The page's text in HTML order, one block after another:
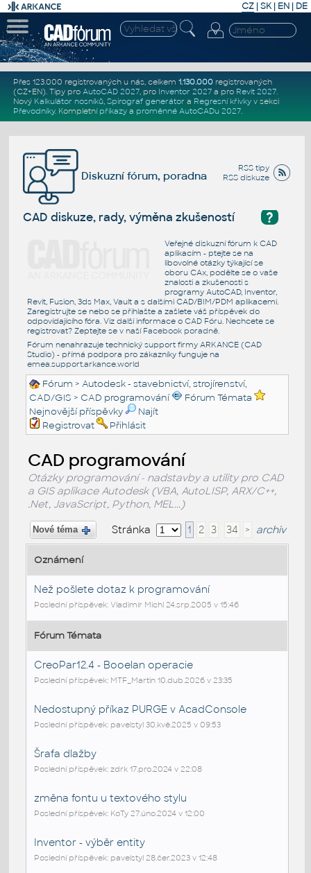
CZ | SK| EN | DE
Přes 123.000 registrovaných u nás, celkem 1.130.000registrovaných
(CZ+EN). Tipy pro AutoCAD 2027, pro Inventor 2027a pro Revit 2027.
Nový Kalkulátor nosníků, Spirograf generátor a Regresní křivkyv sekci
Převodníky. Kompletní příkazya proměnné AutoCADu 2027.
RSS tipy
RSS diskuze
Diskuzní fórum, poradna
?
CAD diskuze, rady, výměna zkušeností
Veřejné diskuzní fórum k CAD
aplikacím - ptejte se na
libovolné otázky týkající se
oboru CAx, podělte se o vaše
znalosti a zkušenosti s
programy AutoCAD, Inventor,
Revit, Fusion, 3ds Max, Vault a s dalšími CAD/BIM/PDM aplikacemi.
Zaregistrujte se nebo se přihlašte a zašlete váš příspěvek do
odpovídajícího fóra. Viz další informace o CAD Fóru. Nechcete se
registrovat? Zeptejte se v naší Facebook poradně.
Fórum nenahrazuje technický support firmy ARKANCE (CAD
Studio) - přímá podpora pro zákazníky funguje na
emea.support.arkance.world
Fórum >Autodesk - stavebnictví, strojírenství,
CAD/GIS > CAD programování
Fórum Témata
Nejnovější příspěvky
Najít
Registrovat
Přihlásit
CAD programování
Otázky programování - nadstavby a utility pro CAD
a GIS aplikace Autodesk (VBA, AutoLISP, ARX/C++,
.Net, JavaScript, Python, MEL...)
Nové téma Stránka 1 2 3 34 > archiv
Oznámení
Než pošlete dotaz k programování
Poslední příspěvek: Vladimír Michl 24.srp.2005 v 15:46
Fórum Témata
CreoPar12.4 - Booelan operacie
Poslední příspěvek: MTF_Martin 10.dub.2026 v 23:35
Nedostupný příkaz PURGE v AcadConsole
Poslední příspěvek: pavelstyl 30.kvě.2025 v 09:53
Šrafa dlažby
Poslední příspěvek: zdrk 17.pro.2024 v 22:08
změna fontu u textového stylu
Poslední příspěvek: KoTy 27.úno.2024 v 12:00
Inventor - výběr entity
Poslední příspěvek: pavelstyl 28.čer.2023 v 12:48